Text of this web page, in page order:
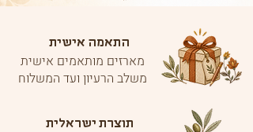
התאמה אישית
מארזים מותאמים אישית
משלב הרעיון ועד המשלוח
תוצרת ישראלית